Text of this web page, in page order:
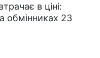
в ціні:
обмінниках 23